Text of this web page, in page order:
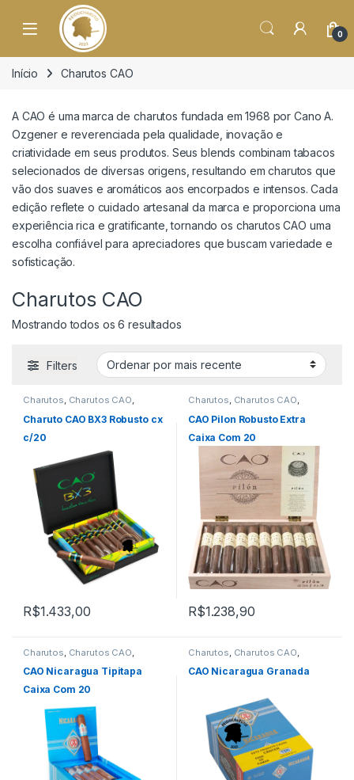
Open 0
Início Charutos CAO
A CAO é uma marca de charutos fundada em 1968 por Cano A.
Ozgener e reverenciada pela qualidade, inovação e
criatividade em seus produtos. Seus blends combinam tabacos
selecionados de diversas origens, resultando em charutos que
vão dos suaves e aromáticos aos encorpados e intensos. Cada
edição reflete o cuidado artesanal da marca e proporciona uma
experiência rica e gratificante, tornando os charutos CAO uma
escolha confiável para apreciadores que buscam variedade e
sofisticação.
Charutos CAO
Mostrando todos os 6 resultadosClassificado por mais recente
Filters
Charutos, Charutos CAO,
Charutos Nicaragua Charutos
Off Cuba
Charuto CAO BX3 Robusto cx
c/20
R$1.433,00
Charutos, Charutos CAO,
Charutos Nicaragua Charutos
Off Cuba,Todos Produtos
CAO Pilon Robusto Extra
Caixa Com 20
R$1.238,90
Charutos Charutos CAO
Charutos Nicaragua Charutos
Off Cuba,Importados
CAO Nicaragua Tipitapa
Caixa Com 20
Charutos Charutos CAO
Charutos Nicaragua Charutos
Off Cuba
CAO Nicaragua Granada